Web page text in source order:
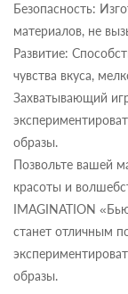
Безопасность:
материалов, не
Развитие:
чувства вкуса,
Захватывающий
образы.
Позвольте вашей
красоты и
IMAGINATION
станет отличным
образы.